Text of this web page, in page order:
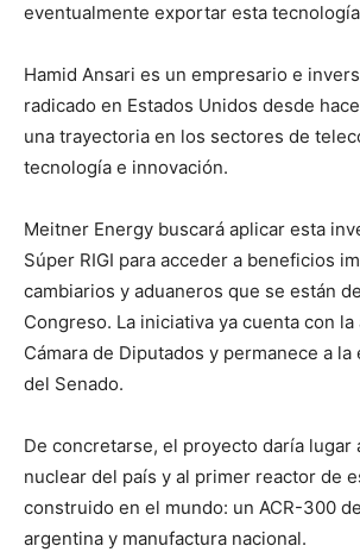
eventualmente exportar esta
Hamid Ansari es un empresario e
radicado en Estados Unidos desde
una trayectoria en los sectores de
tecnología e innovación.
Meitner Energy buscará aplicar esta
Súper RIGI para acceder a beneficios
cambiarios y aduaneros que se están
Congreso. La iniciativa ya cuenta con
Cámara de Diputados y permanece a la
del Senado.
De concretarse, el proyecto daría lugar
nuclear del país y al primer reactor de
construido en el mundo: un ACR-300
argentina y manufactura nacional.